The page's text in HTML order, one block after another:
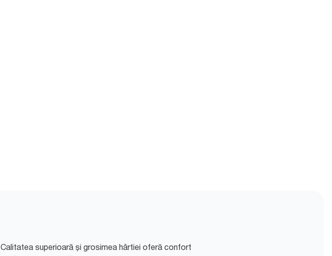
Calitatea superioară și grosimea hârtiei oferă confort